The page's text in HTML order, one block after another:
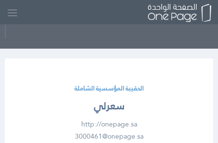
الحقيبة المؤسسية الشاملة
سعرلي
http://onepage.sa
3000461@onepage.sa